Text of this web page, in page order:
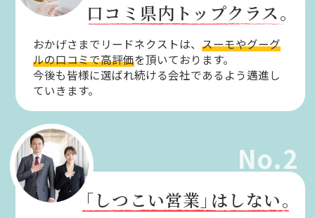
口コミ県内トップクラス。
おかげさまでリードネクストは、スーモやグーグ
ルの口コミで高評価を頂いております。
今後も皆様に選ばれ続ける会社であるよう邁進し
ていきます。
No.2
「しつこい営業」はしない。